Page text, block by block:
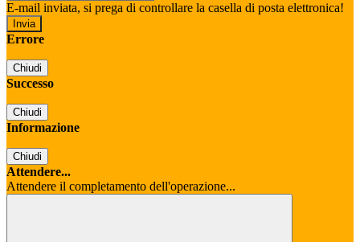
E-mail inviata, si prega di controllare la casella di posta elettronica!
Errore
Chiudi
Successo
Chiudi
Informazione
Chiudi
Attendere...
Attendere il completamento dell'operazione...